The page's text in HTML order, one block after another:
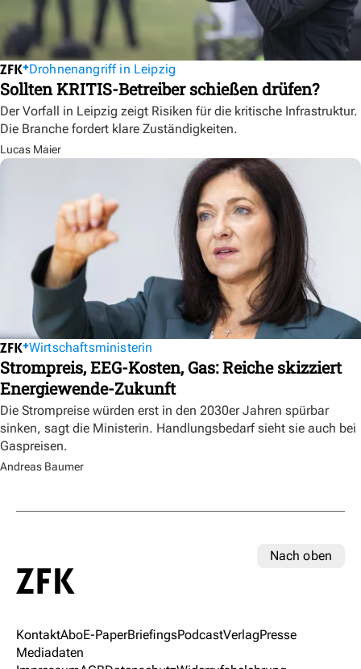
Drohnenangriff in Leipzig
Sollten KRITIS-Betreiber schießen drüfen?
Der Vorfall in Leipzig zeigt Risiken für die kritische Infrastruktur.
Die Branche fordert klare Zuständigkeiten.
Lucas Maier
Wirtschaftsministerin
Strompreis, EEG-Kosten, Gas: Reiche skizziert
Energiewende-Zukunft
Die Strompreise würden erst in den 2030er Jahren spürbar
sinken, sagt die Ministerin. Handlungsbedarf sieht sie auch bei
Gaspreisen.
Andreas Baumer
Nach oben
KontaktAboE-PaperBriefingsPodcastVerlagPresse
Mediadaten